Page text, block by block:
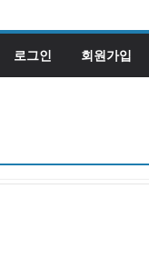
로그인 회원가입